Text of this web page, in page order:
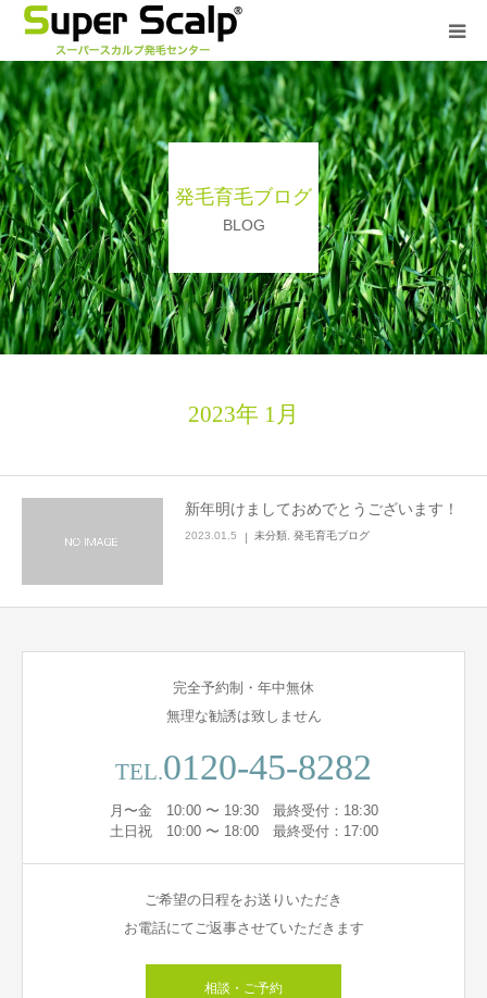
発毛育毛ブログ
BLOG
2023年 1月
新年明けましておめでとうございます！
2023.01.5 未分類 発毛育毛ブログ
完全予約制・年中無休
無理な勧誘は致しません
TEL.0120-45-8282
月〜金 10:00 〜 19:30 最終受付：18:30
土日祝 10:00 〜 18:00 最終受付：17:00
ご希望の日程をお送りいただき
お電話にてご返事させていただきます
相談・ご予約
７つの安心
発毛症例
発毛育毛ブログ
発毛技能士
よくある質問